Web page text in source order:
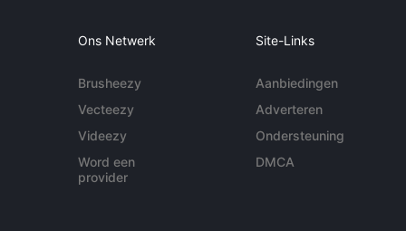
Ons Netwerk
Brusheezy
Vecteezy
Videezy
Word een
provider
Site-Links
Aanbiedingen
Adverteren
Ondersteuning
DMCA